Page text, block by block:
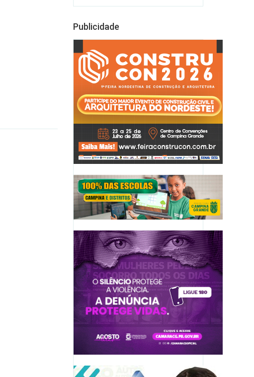
Publicidade